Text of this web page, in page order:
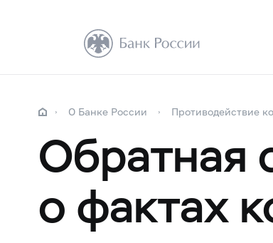
О Банке России Противодействие
Обратная
о фактах